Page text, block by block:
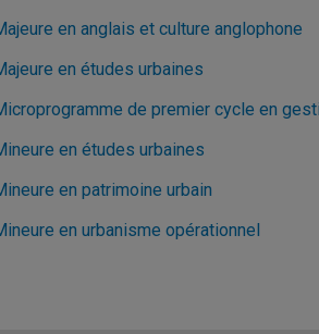
en anglais et culture anglophone
en études urbaines
de premier cycle en
en études urbaines
en patrimoine urbain
en urbanisme opérationnel